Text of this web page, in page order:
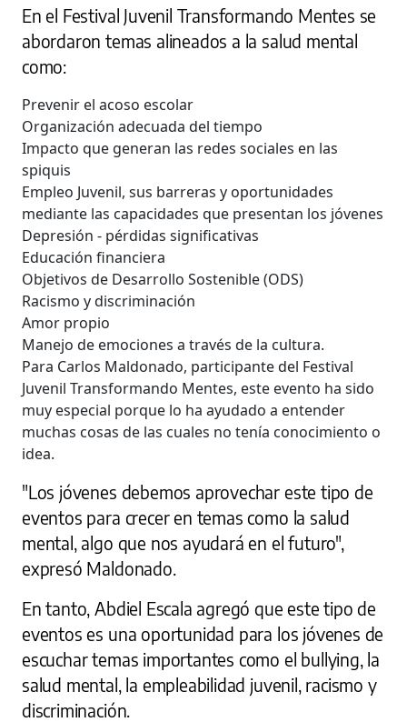
En el Festival Juvenil Transformando Mentes se
abordaron temas alineados a la salud mental
como:
Prevenir el acoso escolar
Organización adecuada del tiempo
Impacto que generan las redes sociales en las
spiquis
Empleo Juvenil, sus barreras y oportunidades
mediante las capacidades que presentan los jóvenes
Depresión - pérdidas significativas
Educación financiera
Objetivos de Desarrollo Sostenible (ODS)
Racismo y discriminación
Amor propio
Manejo de emociones a través de la cultura.
Para Carlos Maldonado, participante del Festival
Juvenil Transformando Mentes, este evento ha sido
muy especial porque lo ha ayudado a entender
muchas cosas de las cuales no tenía conocimiento o
idea.
"Los jóvenes debemos aprovechar este tipo de
eventos para crecer en temas como la salud
mental, algo que nos ayudará en el futuro",
expresó Maldonado.
En tanto, Abdiel Escala agregó que este tipo de
eventos es una oportunidad para los jóvenes de
escuchar temas importantes como el bullying, la
salud mental, la empleabilidad juvenil, racismo y
discriminación.